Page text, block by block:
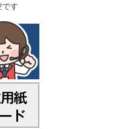
です